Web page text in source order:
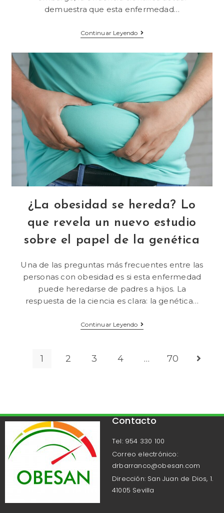
demuestra que esta enfermedad…
Continuar Leyendo
¿La obesidad se hereda? Lo
que revela un nuevo estudio
sobre el papel de la genética
Una de las preguntas más frecuentes entre las
personas con obesidad es si esta enfermedad
puede heredarse de padres a hijos. La
respuesta de la ciencia es clara: la genética…
Continuar Leyendo
1 2 3 4 … 70
Contacto
Tel: 954 330 100
Correo electrónico:
drbarranco@obesan.com
Dirección: San Juan de Dios, 1.
41005 Sevilla